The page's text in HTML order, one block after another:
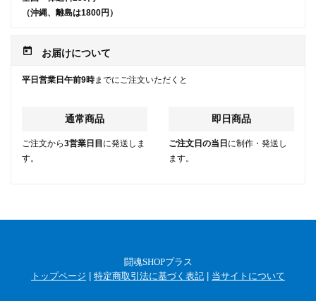
（沖縄、離島は1800円）
today お届けについて
平日営業日午前9時までにご注文いただくと
通常商品
ご注文から3営業日目 に発送しま
す。
即日商品
ご注文日の当日 に制作・発送し
ます。
闘魂SHOPプラス
トップページ
特定商取引法に基づく表記 当サイトについて